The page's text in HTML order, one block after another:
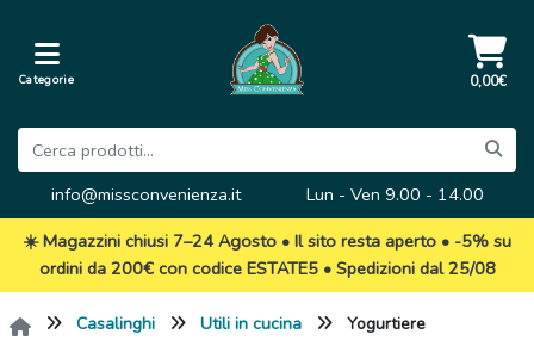
Categorie 0,00€
info@missconvenienza.it
Lun - Ven 9.00 - 14.00
☀️ Magazzini chiusi 7–24 Agosto • Il sito resta aperto • -5% su
ordini da 200€ con codice ESTATE5 • Spedizioni dal 25/08
Casalinghi Utili in cucina Yogurtiere